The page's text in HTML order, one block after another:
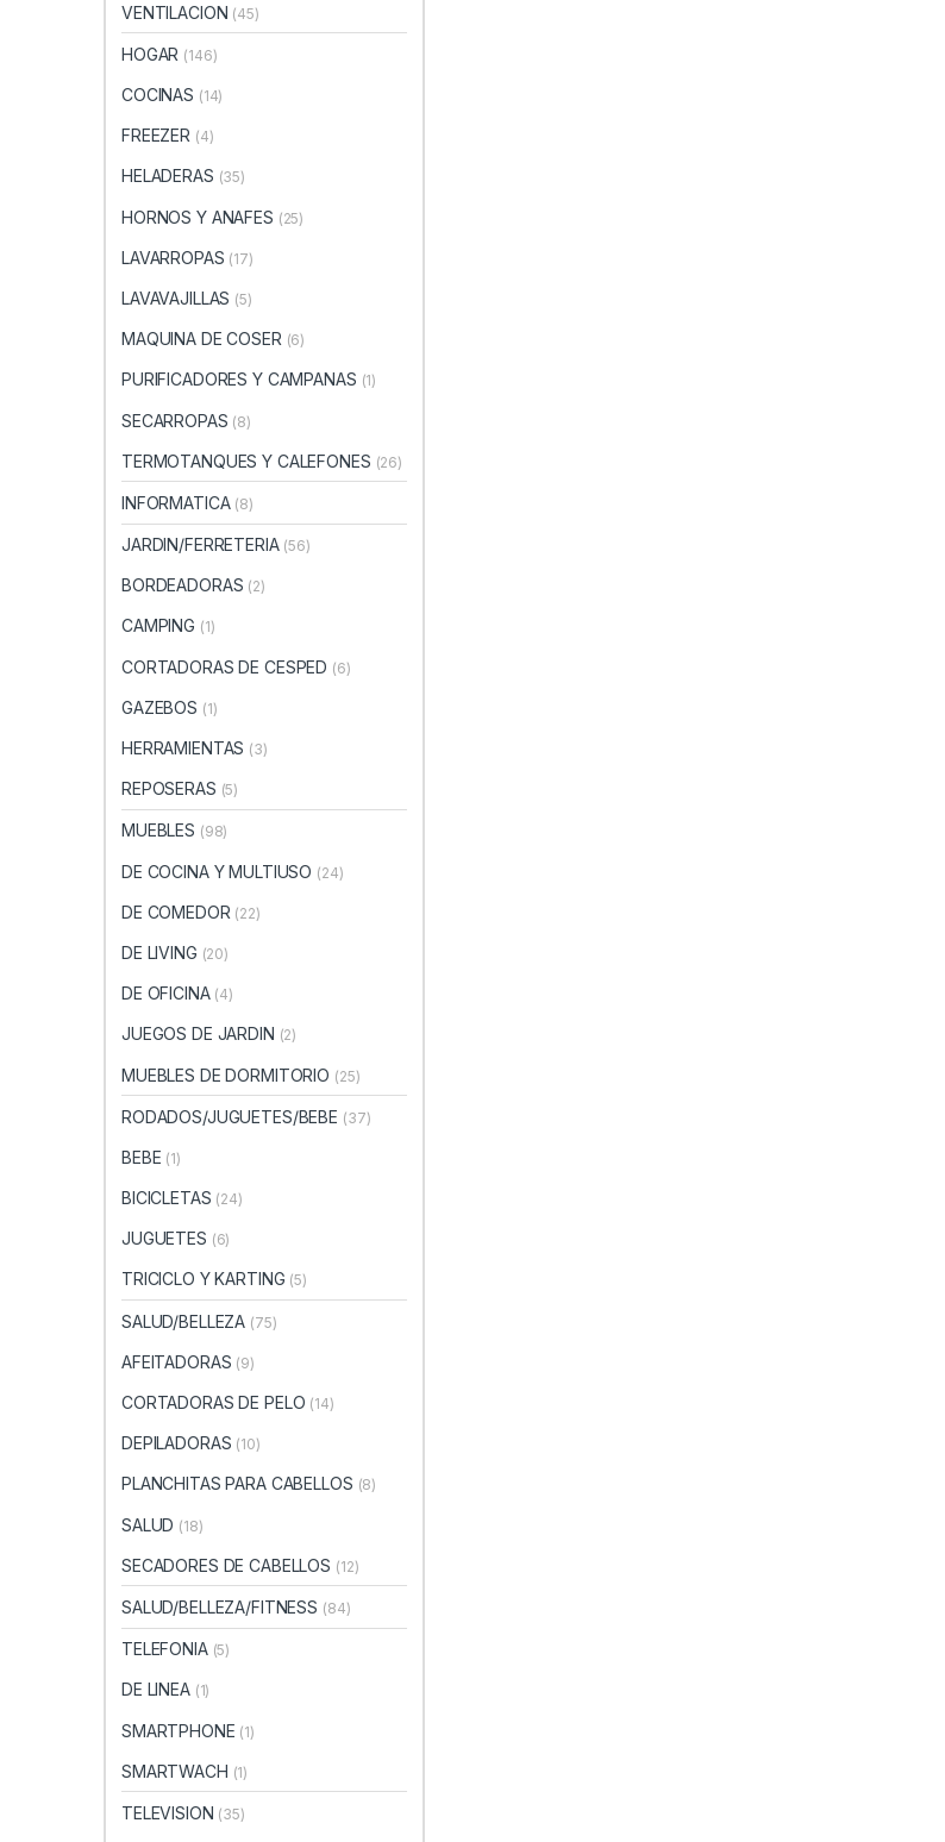
VENTILACION (45)
HOGAR (146)
COCINAS (14)
FREEZER (4)
HELADERAS (35)
HORNOS Y ANAFES (25)
LAVARROPAS (17)
LAVAVAJILLAS (5)
MAQUINA DE COSER (6)
PURIFICADORES Y CAMPANAS (1)
SECARROPAS (8)
TERMOTANQUES Y CALEFONES (26)
INFORMATICA (8)
JARDIN/FERRETERIA (56)
BORDEADORAS (2)
CAMPING (1)
CORTADORAS DE CESPED (6)
GAZEBOS (1)
HERRAMIENTAS (3)
REPOSERAS (5)
MUEBLES (98)
DE COCINA Y MULTIUSO (24)
DE COMEDOR (22)
DE LIVING (20)
DE OFICINA (4)
JUEGOS DE JARDIN (2)
MUEBLES DE DORMITORIO (25)
RODADOS/JUGUETES/BEBE (37)
BEBE (1)
BICICLETAS (24)
JUGUETES (6)
TRICICLO Y KARTING (5)
SALUD/BELLEZA (75)
AFEITADORAS (9)
CORTADORAS DE PELO (14)
DEPILADORAS (10)
PLANCHITAS PARA CABELLOS (8)
SALUD (18)
SECADORES DE CABELLOS (12)
SALUD/BELLEZA/FITNESS (84)
TELEFONIA (5)
DE LINEA (1)
SMARTPHONE (1)
SMARTWACH (1)
TELEVISION (35)